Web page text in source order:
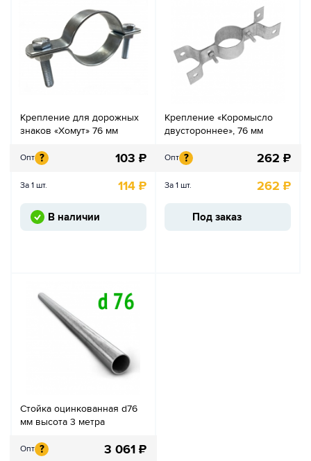
Крепление для дорожных
знаков «Хомут» 76 мм
Опт ? 103 ₽
За 1 шт. 114 ₽
В наличии
Крепление «Коромысло
двустороннее», 76 мм
Опт ? 262 ₽
За 1 шт. 262 ₽
Под заказ
Стойка оцинкованная d76
мм высота 3 метра
Опт ? 3 061 ₽